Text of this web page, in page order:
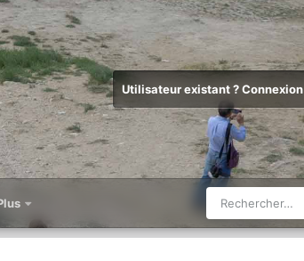
Utilisateur existant ? Connexion